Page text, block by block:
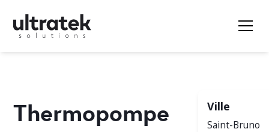
Thermopompe
Ville
Saint-Bruno